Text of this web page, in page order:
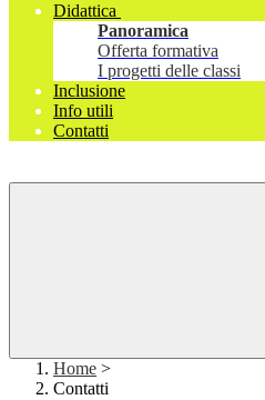
Didattica
Panoramica
Offerta formativa
I progetti delle classi
Inclusione
Info utili
Contatti
Home >
Contatti